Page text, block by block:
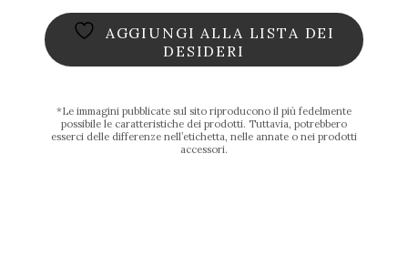
AGGIUNGI ALLA LISTA DEI
DESIDERI
*Le immagini pubblicate sul sito riproducono il più fedelmente
possibile le caratteristiche dei prodotti. Tuttavia, potrebbero
esserci delle differenze nell’etichetta, nelle annate o nei prodotti
accessori.